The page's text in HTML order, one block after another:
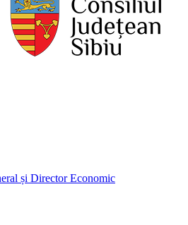
și Director Economic